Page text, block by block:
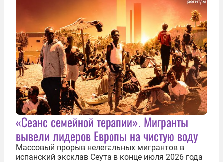
«Сеанс семейной терапии». Мигранты
вывели лидеров Европы на чистую воду
Массовый прорыв нелегальных мигрантов в
испанский эксклав Сеута в конце июля 2026 года